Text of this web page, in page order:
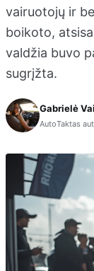
vairuotojų ir
boikoto,
valdžia buvo
sugrįžta.
Gabrielė
AutoTaktas